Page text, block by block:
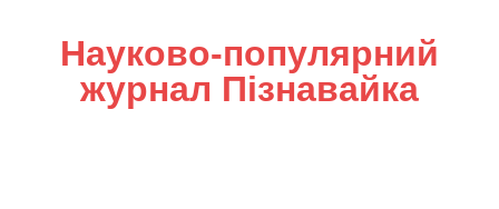
Науково-популярний
журнал Пізнавайка